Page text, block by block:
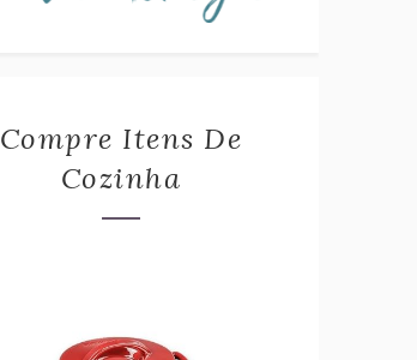
Compre Itens De
Cozinha